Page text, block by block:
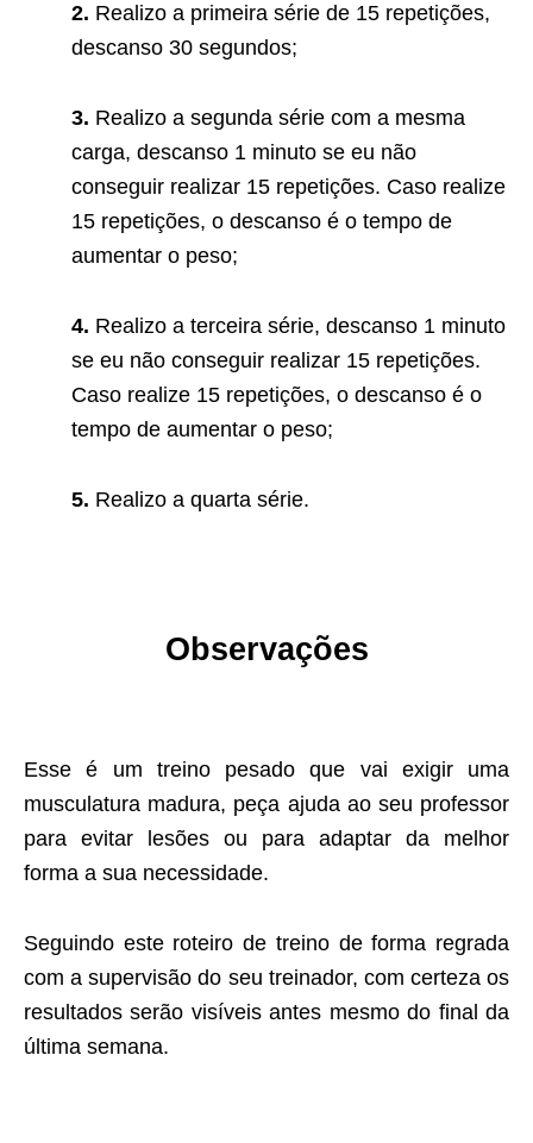
2. Realizo a primeira série de 15 repetições,
descanso 30 segundos;
3. Realizo a segunda série com a mesma
carga, descanso 1 minuto se eu não
conseguir realizar 15 repetições. Caso realize
15 repetições, o descanso é o tempo de
aumentar o peso;
4. Realizo a terceira série, descanso 1 minuto
se eu não conseguir realizar 15 repetições.
Caso realize 15 repetições, o descanso é o
tempo de aumentar o peso;
5. Realizo a quarta série.
Observações
Esse é um treino pesado que vai exigir uma
musculatura madura, peça ajuda ao seu professor
para evitar lesões ou para adaptar da melhor
forma a sua necessidade.
Seguindo este roteiro de treino de forma regrada
com a supervisão do seu treinador, com certeza os
resultados serão visíveis antes mesmo do final da
última semana.